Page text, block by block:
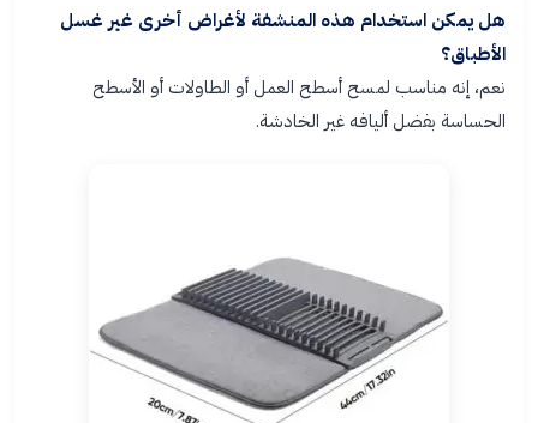
هل يمكن استخدام هذه المنشفة لأغراض أخرى غير غسل
الأطباق؟
نعم، إنه مناسب لمسح أسطح العمل أو الطاولات أو الأسطح
الحساسة بفضل أليافه غير الخادشة.